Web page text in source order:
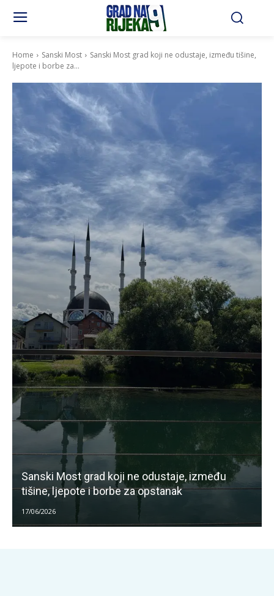
Home Sanski Most
Sanski Most grad koji ne odustaje, između tišine,
ljepote i borbe za...
Sanski Most grad koji ne odustaje, između
tišine, ljepote i borbe za opstanak
17/06/2026